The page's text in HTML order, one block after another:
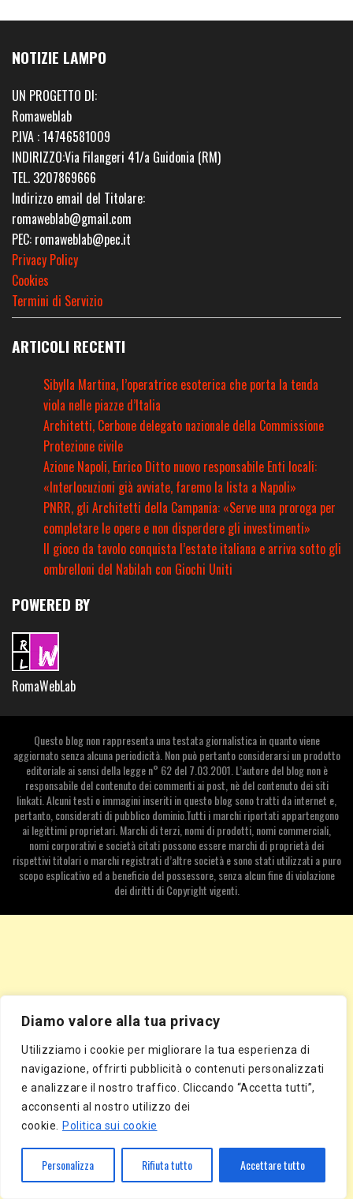
Diamo valore alla tua privacy
Utilizziamo i cookie per migliorare la tua esperienza di
navigazione, offrirti pubblicità o contenuti personalizzati
e analizzare il nostro traffico. Cliccando “Accetta tutti”,
acconsenti al nostro utilizzo dei
cookie.
Politica sui cookie
Personalizza Rifiuta tutto Accettare tutto
NOTIZIE LAMPO
UN PROGETTO DI:
Romaweblab
P.IVA : 14746581009
INDIRIZZO:Via Filangeri 41/a Guidonia (RM)
TEL. 3207869666
Indirizzo email del Titolare:
romaweblab@gmail.com
PEC: romaweblab@pec.it
Privacy Policy
Cookies
Termini di Servizio
ARTICOLI RECENTI
Sibylla Martina, l’operatrice esoterica che porta la tenda
viola nelle piazze d’Italia
Architetti, Cerbone delegato nazionale della Commissione
Protezione civile
Azione Napoli, Enrico Ditto nuovo responsabile Enti locali:
«Interlocuzioni già avviate, faremo la lista a Napoli»
PNRR, gli Architetti della Campania: «Serve una proroga per
completare le opere e non disperdere gli investimenti»
Il gioco da tavolo conquista l’estate italiana e arriva sotto gli
ombrelloni del Nabilah con Giochi Uniti
POWERED BY
RomaWebLab
Questo blog non rappresenta una testata giornalistica in quanto viene
aggiornato senza alcuna periodicità. Non può pertanto considerarsi un prodotto
editoriale ai sensi della legge n° 62 del 7.03.2001. L’autore del blog non è
responsabile del contenuto dei commenti ai post, nè del contenuto dei siti
linkati. Alcuni testi o immagini inseriti in questo blog sono tratti da internet e,
pertanto, considerati di pubblico dominio.Tutti i marchi riportati appartengono
ai legittimi proprietari. Marchi di terzi, nomi di prodotti, nomi commerciali,
nomi corporativi e società citati possono essere marchi di proprietà dei
rispettivi titolari o marchi registrati d’altre società e sono stati utilizzati a puro
scopo esplicativo ed a beneficio del possessore, senza alcun fine di violazione
dei diritti di Copyright vigenti.